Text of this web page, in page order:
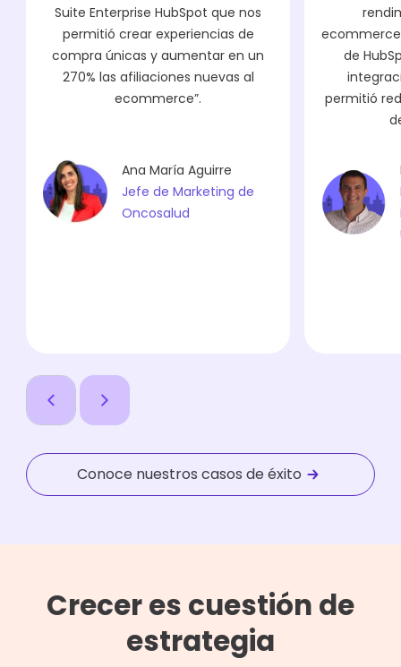
Suite Enterprise HubSpot que nos
permitió crear experiencias de
compra únicas y aumentar en un
270% las afiliaciones nuevas al
ecommerce”.
Ana María Aguirre
Jefe de Marketing de
Oncosalud
de
permitió
Conoce nuestros casos de éxito
Crecer es cuestión de
estrategia